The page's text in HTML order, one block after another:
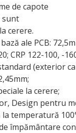
de capote
sunt
cerere.
ale PCB:
CRP 122-100, -
(exterior
la cerere;
Design pentru
la temperatură
împământare